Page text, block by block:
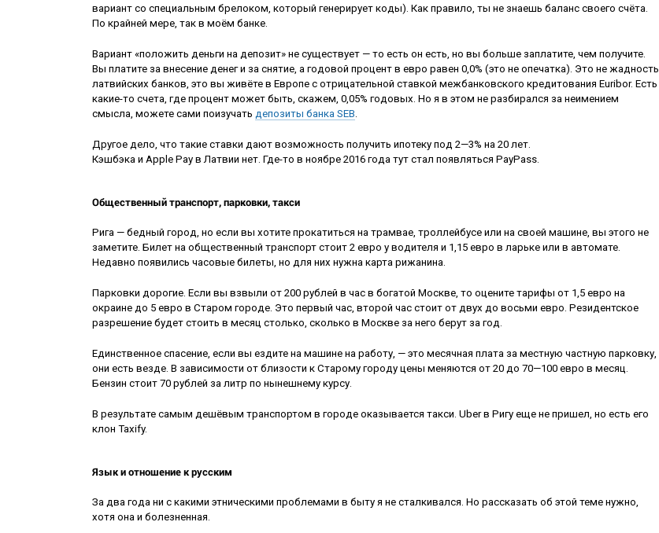
вариант со специальным брелоком, который генерирует коды). Как правило, ты не знаешь баланс своего счёта.
По крайней мере, так в моём банке.
Вариант «положить деньги на депозит» не существует — то есть он есть, но вы больше заплатите, чем получите.
Вы платите за внесение денег и за снятие, а годовой процент в евро равен 0,0% (это не опечатка). Это не жадность
латвийских банков, это вы живёте в Европе с отрицательной ставкой межбанковского кредитования Euribor. Есть
какие-то счета, где процент может быть, скажем, 0,05% годовых. Но я в этом не разбирался за неимением
смысла, можете сами поизучать депозиты банка SEB
Другое дело, что такие ставки дают возможность получить ипотеку под 2—3% на 20 лет.
Кэшбэка и Apple Pay в Латвии нет. Где-то в ноябре 2016 года тут стал появляться PayPass.
Общественный транспорт, парковки, такси
Рига — бедный город, но если вы хотите прокатиться на трамвае, троллейбусе или на своей машине, вы этого не
заметите. Билет на общественный транспорт стоит 2 евро у водителя и 1,15 евро в ларьке или в автомате.
Недавно появились часовые билеты, но для них нужна карта рижанина.
Парковки дорогие. Если вы взвыли от 200 рублей в час в богатой Москве, то оцените тарифы от 1,5 евро на
окраине до 5 евро в Старом городе. Это первый час, второй час стоит от двух до восьми евро. Резидентское
разрешение будет стоить в месяц столько, сколько в Москве за него берут за год.
Единственное спасение, если вы ездите на машине на работу, — это месячная плата за местную частную парковку,
они есть везде. В зависимости от близости к Старому городу цены меняются от 20 до 70—100 евро в месяц.
Бензин стоит 70 рублей за литр по нынешнему курсу.
В результате самым дешёвым транспортом в городе оказывается такси. Uber в Ригу еще не пришел, но есть его
клон Taxify.
Язык и отношение к русским
За два года ни с какими этническими проблемами в быту я не сталкивался. Но рассказать об этой теме нужно,
хотя она и болезненная.